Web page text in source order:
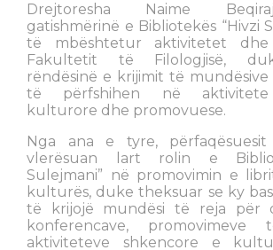
Drejtoresha Naime
gatishmërinë e Bibliotekës “Hivzi
të mbështetur aktivitetet
Fakultetit të Filologjisë,
rëndësinë e krijimit të
të përfshihen në aktivitete
kulturore dhe promovuese.
Nga ana e tyre,
vlerësuan lart rolin e
Sulejmani” në promovimin e
kulturës, duke theksuar se ky
të krijojë mundësi të reja për
konferencave, promovimeve
aktiviteteve shkencore e